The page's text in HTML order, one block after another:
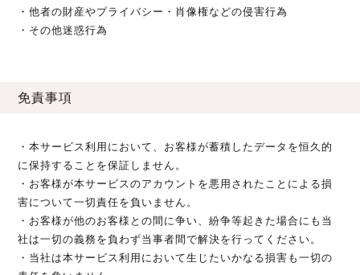
・他者の財産やプライバシー・肖像権などの侵害行為
・その他迷惑行為
免責事項
・本サービス利用において、お客様が蓄積したデータを恒久的
に保持することを保証しません。
・お客様が本サービスのアカウントを悪用されたことによる損
害について一切責任を負いません。
・お客様が他のお客様との間に争い、紛争等起きた場合にも当
社は一切の義務を負わず当事者間で解決を行ってください。
・当社は本サービス利用において生じたいかなる損害も一切の